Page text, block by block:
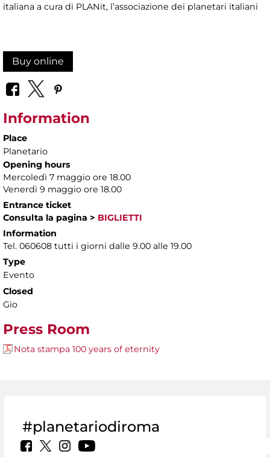
italiana a cura di PLANit, l’associazione dei planetari italiani
Buy online
Information
Place
Planetario
Opening hours
Mercoledì 7 maggio ore 18.00
Venerdì 9 maggio ore 18.00
Entrance ticket
Consulta la pagina > BIGLIETTI
Information
Tel. 060608 tutti i giorni dalle 9.00 alle 19.00
Type
Evento
Closed
Gio
Press Room
Nota stampa 100 years of eternity
#planetariodiroma